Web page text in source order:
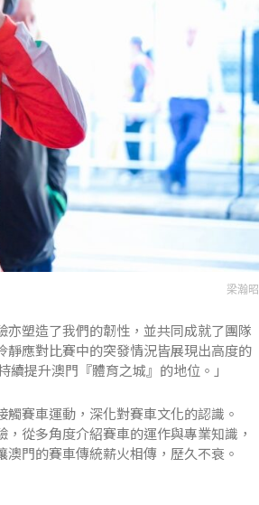
梁瀚昭
塑造了我們的韌性，並共同成就了團隊
靜應對比賽中的突發情況皆展現出高度的
提升澳門『體育之城』的地位。」
賽車運動，深化對賽車文化的認識。
從多角度介紹賽車的運作與專業知識，
門的賽車傳統薪火相傳，歷久不衰。